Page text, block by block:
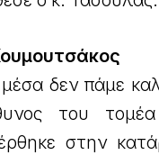
δεν πάμε
του
στην